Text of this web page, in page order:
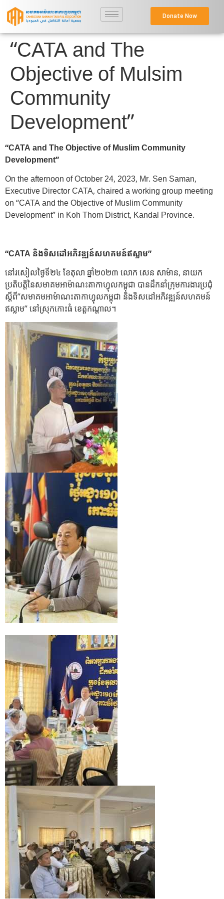
Donate Now
“CATA and The
Objective of Mulsim
Community
Development”
“CATA and The Objective of Muslim Community
Development”
On the afternoon of October 24, 2023, Mr. Sen Saman,
Executive Director CATA, chaired a working group meeting
on “CATA and the Objective of Muslim Community
Development” in Koh Thom District, Kandal Province.
“CATA និងទិសដៅអភិវឌ្ឍន៍សហគមន៍ឥស្លាម”
នៅរសៀលថ្ងៃទី២៤ ខែតុលា ឆ្នាំ២០២៣ លោក សេន សាម៉ាន, នាយក
ប្រតិបត្តិនៃសមាគមអាម៉ាណះតាកាហ្វុលកម្ពុជា បានដឹកនាំក្រុមការងារប្រជុំ
ស្តីពី”សមាគមអាម៉ាណះតាកាហ្វុលកម្ពុជា និងទិសដៅអភិវឌ្ឍន៍សហគមន៍
ឥស្លាម” នៅស្រុកកោះធំ ខេត្តកណ្តាល។